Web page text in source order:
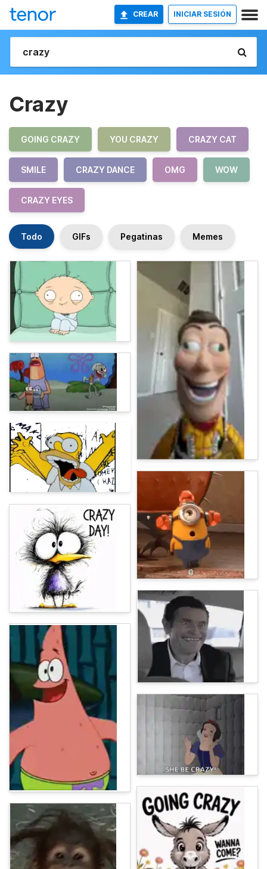
CREAR INICIAR SESIÓN
Crazy
GOING CRAZY YOU CRAZY CRAZY CAT
SMILE CRAZY DANCE OMG WOW
CRAZY EYES
Todo GIFs Pegatinas Memes